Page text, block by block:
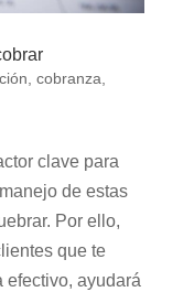
cobranza
clave para
de estas
Por ello,
que te
efectivo, ayudará